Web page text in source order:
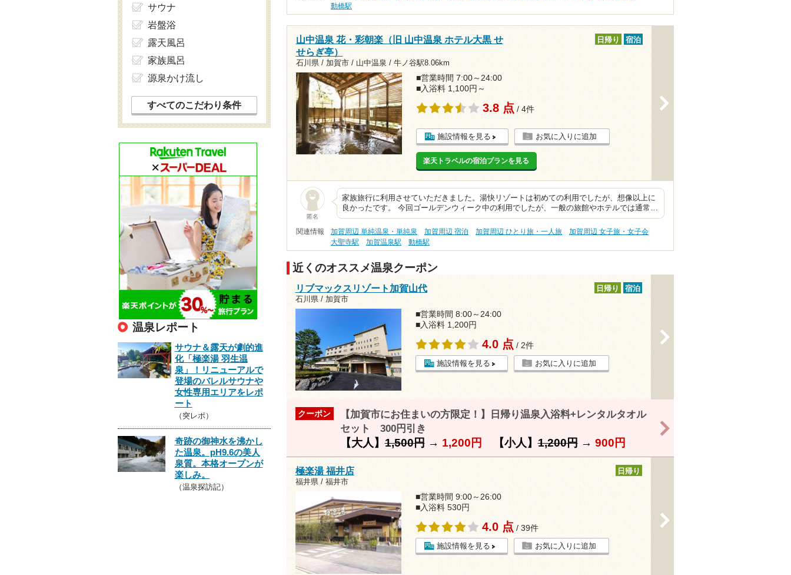
動橋駅
山中温泉 花・彩朝楽（旧 山中温泉 ホテル大黒 せ
せらぎ亭）
石川県 / 加賀市 / 山中温泉 / 牛ノ谷駅8.06km
日帰り 宿泊
■営業時間 7:00～24:00
■入浴料 1,100円～
3.8 点 / 4件
施設情報を見る お気に入りに追加
楽天トラベルの宿泊プランを見る
匿名
家族旅行に利用させていただきました。湯快リゾートは初めての利用でしたが、想像以上に
良かったです。 今回ゴールデンウィーク中の利用でしたが、一般の旅館やホテルでは通常…
関連情報 加賀周辺 単純温泉・単純泉 加賀周辺 宿泊 加賀周辺 ひとり旅・一人旅
加賀周辺 女子旅・女子会
大聖寺駅
加賀温泉駅 動橋駅
近くのオススメ温泉クーポン
リブマックスリゾート加賀山代
石川県 / 加賀市
日帰り 宿泊
■営業時間 8:00～24:00
■入浴料 1,200円
4.0 点 / 2件
施設情報を見る お気に入りに追加
クーポン
【加賀市にお住まいの方限定！】日帰り温泉入浴料+レンタルタオル
セット 300円引き
【大人】1,500円→ 1,200円 【小人】1,200円→ 900円
極楽湯 福井店
福井県 / 福井市
日帰り
■営業時間 9:00～26:00
■入浴料 530円
4.0 点 / 39件
施設情報を見る お気に入りに追加
サウナ
岩盤浴
露天風呂
家族風呂
源泉かけ流し
すべてのこだわり条件
温泉レポート
サウナ＆露天が劇的進
化「極楽湯 羽生温
泉」！リニューアルで
登場のバレルサウナや
女性専用エリアをレポ
ート
（突レポ）
奇跡の御神水を沸かし
た温泉。pH9.6の美人
泉質。本格オープンが
楽しみ。
（温泉探訪記）